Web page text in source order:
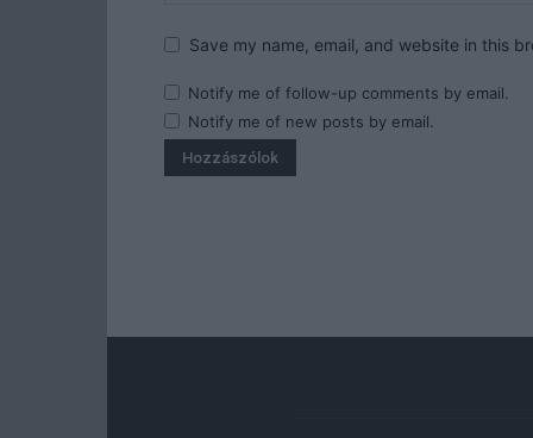
Save my name, email, and website in this
Notify me of follow-up comments by email.
Notify me of new posts by email.